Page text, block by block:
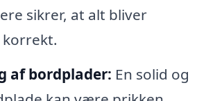
sikrer, at alt bliver
af bordplader: En solid og